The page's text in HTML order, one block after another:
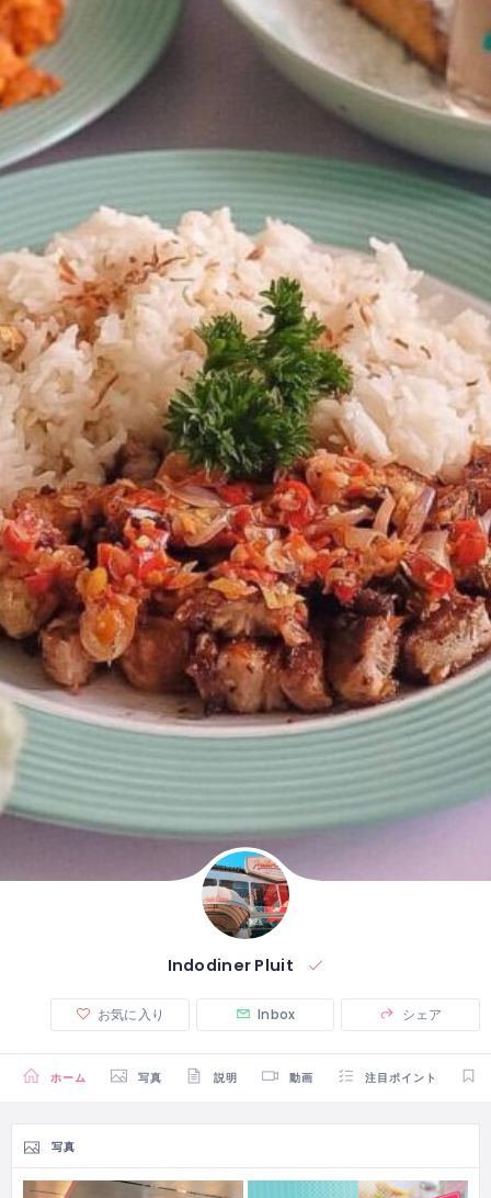
Indodiner Pluit
お気に入り Inbox シェア
ホーム 写真 説明 動画 注目ポイント
写真